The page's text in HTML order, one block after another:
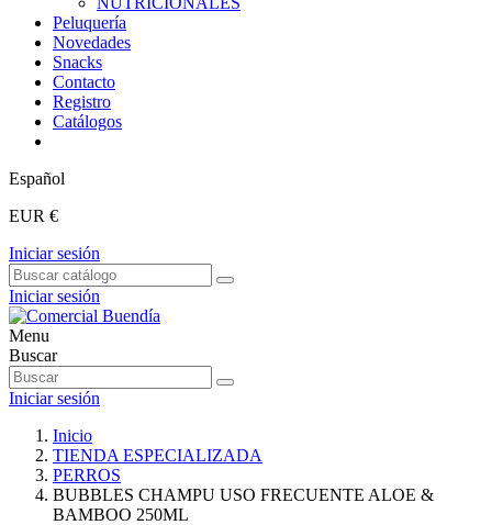
Peluquería
Novedades
Snacks
Contacto
Registro
Catálogos
Español
EUR €
Iniciar sesión
Iniciar sesión
Menu
Buscar
Iniciar sesión
Inicio
TIENDA ESPECIALIZADA
PERROS
BUBBLES CHAMPU USO FRECUENTE ALOE &
BAMBOO 250ML